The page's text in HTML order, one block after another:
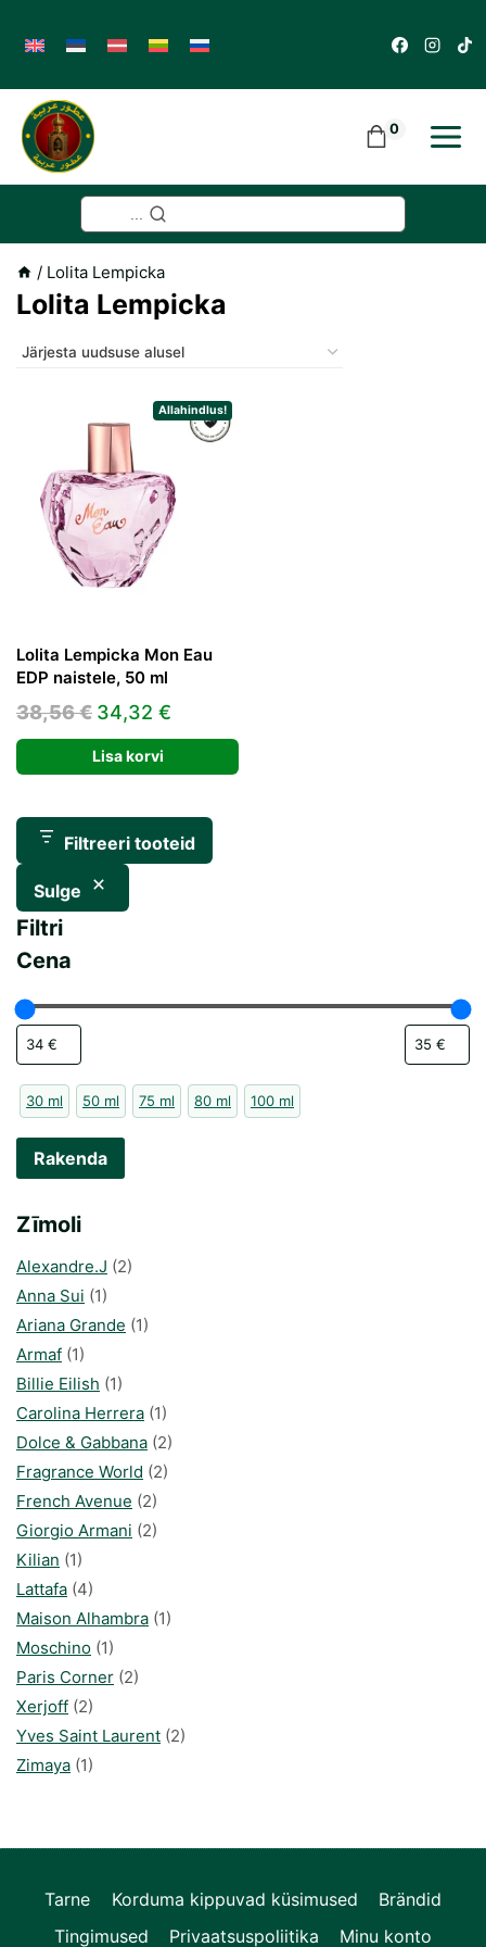
content
0
/ Lolita Lempicka
Lolita Lempicka
Allahindlus!
Lolita Lempicka Mon Eau
EDP naistele, 50 ml
38,56€ Algne
hind
oli:
34,32 €
hind
on:
Lisa korvi
Filtreeri tooteid
Sulge
Filtri
Cena
30 ml 50 ml 75 ml 80 ml 100 ml
Rakenda
Zīmoli
Alexandre.J (2)
Anna Sui (1)
Ariana Grande (1)
Armaf (1)
Billie Eilish (1)
Carolina Herrera (1)
Dolce & Gabbana (2)
Fragrance World (2)
French Avenue (2)
Giorgio Armani (2)
Kilian (1)
Lattafa (4)
Maison Alhambra (1)
Moschino (1)
Paris Corner (2)
Xerjoff (2)
Yves Saint Laurent (2)
Zimaya (1)
Tarne Korduma kippuvad küsimused
Brändid
Tingimused
Privaatsuspoliitika Minu konto